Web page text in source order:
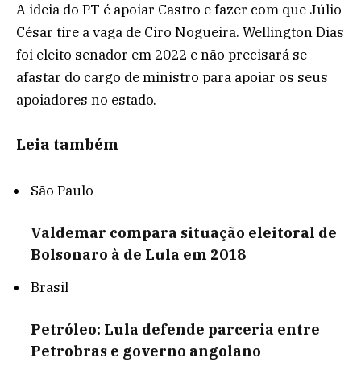
A ideia do PT é apoiar Castro e fazer com que Júlio
César tire a vaga de Ciro Nogueira. Wellington Dias
foi eleito senador em 2022 e não precisará se
afastar do cargo de ministro para apoiar os seus
apoiadores no estado.
Leia também
São Paulo
Valdemar compara situação eleitoral de
Bolsonaro à de Lula em 2018
Brasil
Petróleo: Lula defende parceria entre
Petrobras e governo angolano